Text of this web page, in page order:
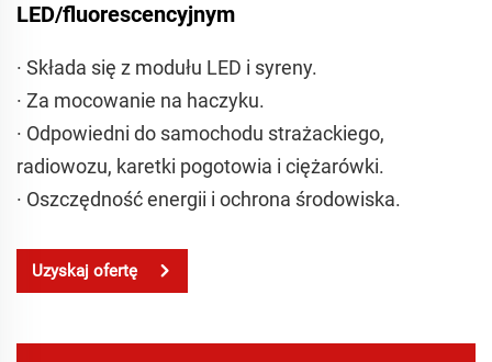
LED/fluorescencyjnym
· Składa się z modułu LED i syreny.
· Za mocowanie na haczyku.
· Odpowiedni do samochodu strażackiego,
radiowozu, karetki pogotowia i ciężarówki.
· Oszczędność energii i ochrona środowiska.
Uzyskaj ofertę